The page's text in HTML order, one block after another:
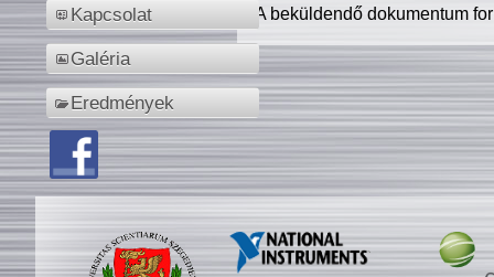
Kapcsolat
Galéria
Eredmények
A beküldendő dokumentum